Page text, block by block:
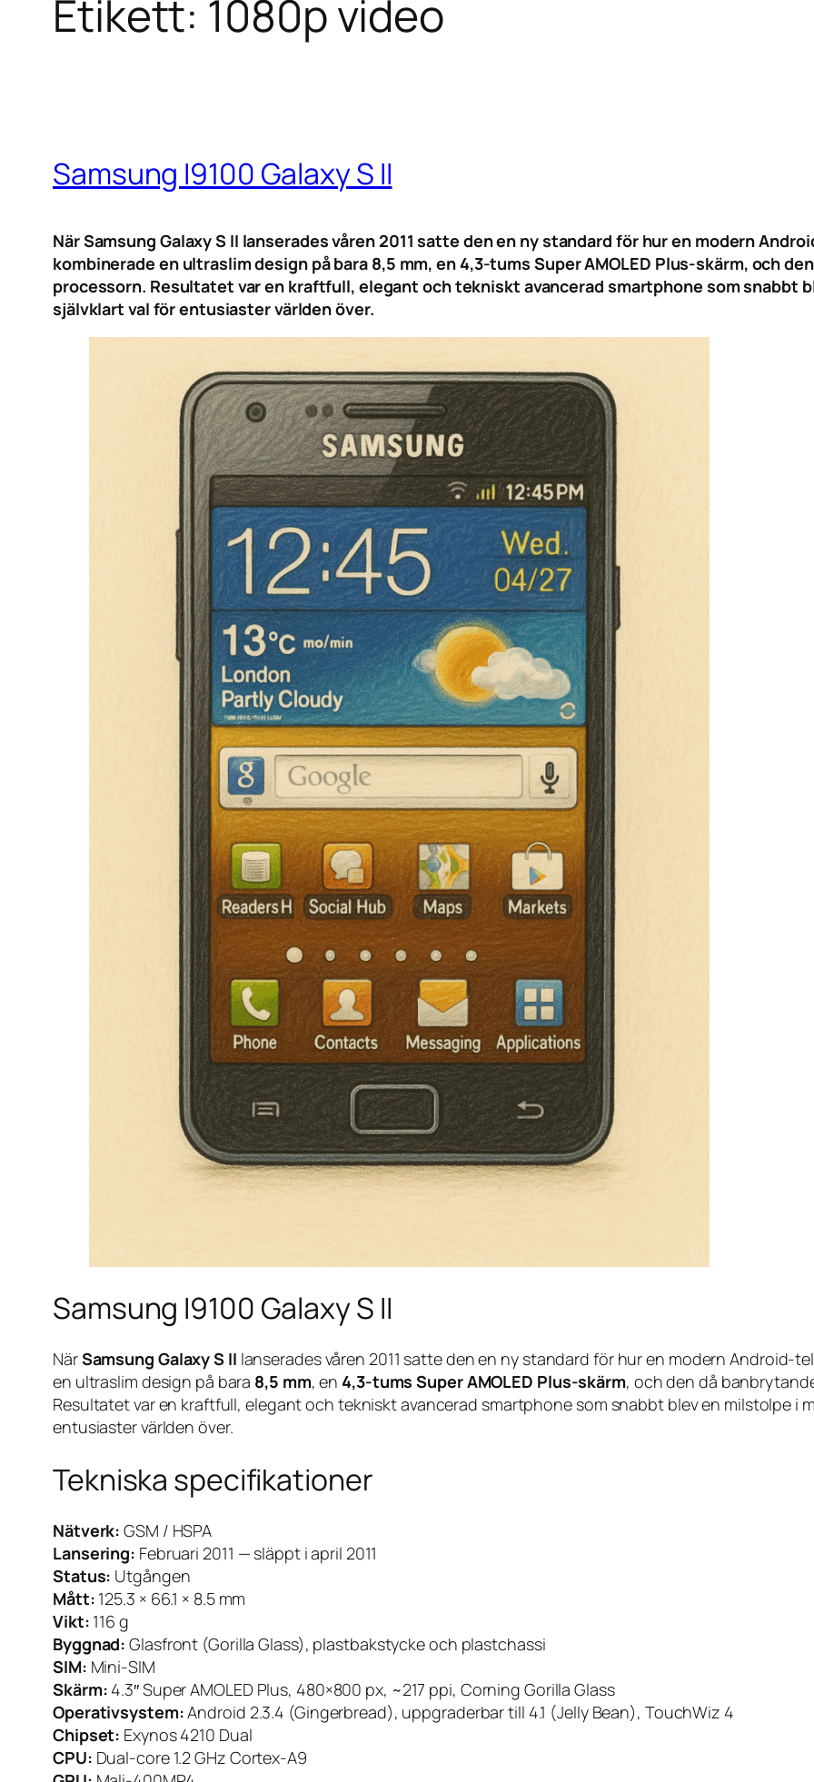
Etikett: 1080p video
Samsung I9100 Galaxy S II
När Samsung Galaxy S II lanserades våren 2011 satte den en ny standard för hur en modern
kombinerade en ultraslim design på bara 8,5 mm, en 4,3-tums Super AMOLED Plus-skärm, och
processorn. Resultatet var en kraftfull, elegant och tekniskt avancerad smartphone som snabbt
självklart val för entusiaster världen över.
Samsung I9100 Galaxy S II
NärSamsung Galaxy S II lanserades våren 2011 satte den en ny standard för hur en modern Android-
en ultraslim design på bara 8,5 mm, en 4,3-tums Super AMOLED Plus-skärm, och den då
Resultatet var en kraftfull, elegant och tekniskt avancerad smartphone som snabbt blev en milstolpe i
entusiaster världen över.
Tekniska specifikationer
Nätverk: GSM / HSPA
Lansering: Februari 2011 — släppt i april 2011
Status: Utgången
Mått: 125.3 × 66.1 × 8.5 mm
Vikt: 116 g
Byggnad: Glasfront (Gorilla Glass), plastbakstycke och plastchassi
SIM: Mini-SIM
Skärm: 4.3″ Super AMOLED Plus, 480×800 px, ~217 ppi, Corning Gorilla Glass
Operativsystem:Android 2.3.4 (Gingerbread), uppgraderbar till 4.1 (Jelly Bean), TouchWiz 4
Chipset: Exynos 4210 Dual
CPU: Dual-core 1.2 GHz Cortex-A9